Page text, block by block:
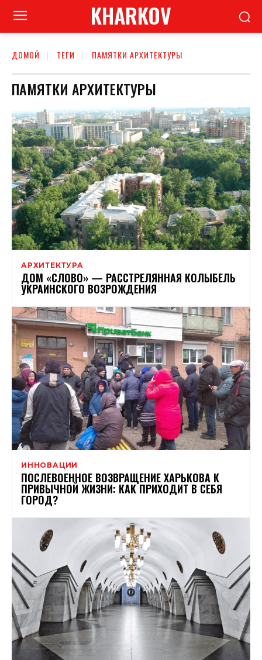
KHARKOV
ДОМОЙ ТЕГИ ПАМЯТКИ АРХИТЕКТУРЫ
ПАМЯТКИ АРХИТЕКТУРЫ
АРХИТЕКТУРА
ДОМ «СЛОВО» — РАССТРЕЛЯННАЯ КОЛЫБЕЛЬ
УКРАИНСКОГО ВОЗРОЖДЕНИЯ
ИННОВАЦИИ
ПОСЛЕВОЕННОЕ ВОЗВРАЩЕНИЕ ХАРЬКОВА К
ПРИВЫЧНОЙ ЖИЗНИ: КАК ПРИХОДИТ В СЕБЯ
ГОРОД?